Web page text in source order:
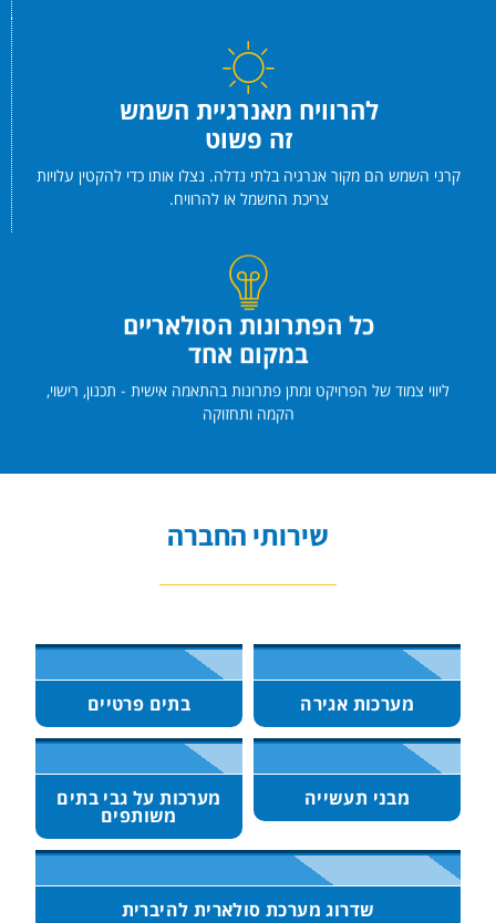
להרוויח מאנרגיית השמש
זה פשוט
קרני השמש הם מקור אנרגיה בלתי נדלה. נצלו אותו כדי להקטין עלויות
צריכת החשמל או להרוויח.
כל הפתרונות הסולאריים
במקום אחד
ליווי צמוד של הפרויקט ומתן פתרונות בהתאמה אישית - תכנון, רישוי,
הקמה ותחזוקה
שירותי החברה
מערכות אגירה בתים פרטיים
מבני תעשייה מערכות על גבי בתים
משותפים
שדרוג מערכת סולארית להיברית